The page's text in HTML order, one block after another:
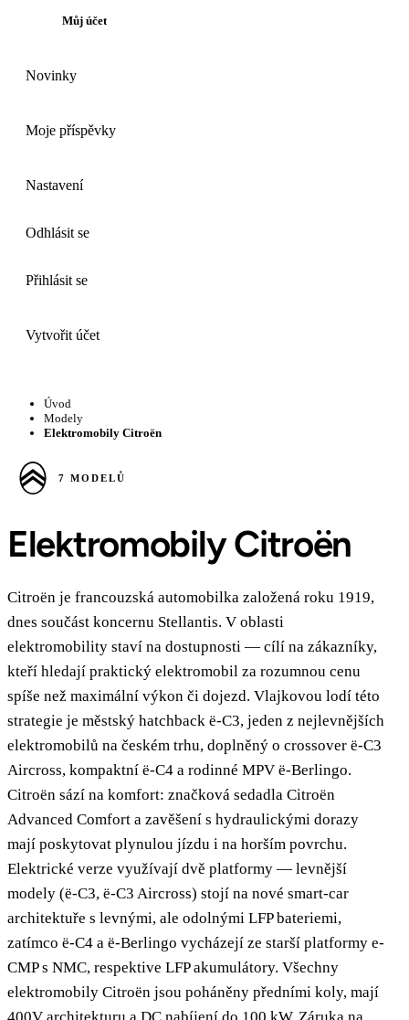
Můj účet
Novinky
Moje příspěvky
Nastavení
Odhlásit se
Přihlásit se
Vytvořit účet
Úvod
Modely
Elektromobily Citroën
7 MODELŮ
Elektromobily Citroën
Citroën je francouzská automobilka založená roku 1919,
dnes součást koncernu Stellantis. V oblasti
elektromobility staví na dostupnosti — cílí na zákazníky,
kteří hledají praktický elektromobil za rozumnou cenu
spíše než maximální výkon či dojezd. Vlajkovou lodí této
strategie je městský hatchback ë-C3, jeden z nejlevnějších
elektromobilů na českém trhu, doplněný o crossover ë-C3
Aircross, kompaktní ë-C4 a rodinné MPV ë-Berlingo.
Citroën sází na komfort: značková sedadla Citroën
Advanced Comfort a zavěšení s hydraulickými dorazy
mají poskytovat plynulou jízdu i na horším povrchu.
Elektrické verze využívají dvě platformy — levnější
modely (ë-C3, ë-C3 Aircross) stojí na nové smart-car
architektuře s levnými, ale odolnými LFP bateriemi,
zatímco ë-C4 a ë-Berlingo vycházejí ze starší platformy e-
CMP s NMC, respektive LFP akumulátory. Všechny
elektromobily Citroën jsou poháněny předními koly, mají